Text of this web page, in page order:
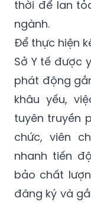
dưỡng và
gương
thời để lan
ngành.
Để thực hiện
Sở Y tế được
phát động
khâu yếu,
tuyên truyền
chức, viên
nhanh tiến